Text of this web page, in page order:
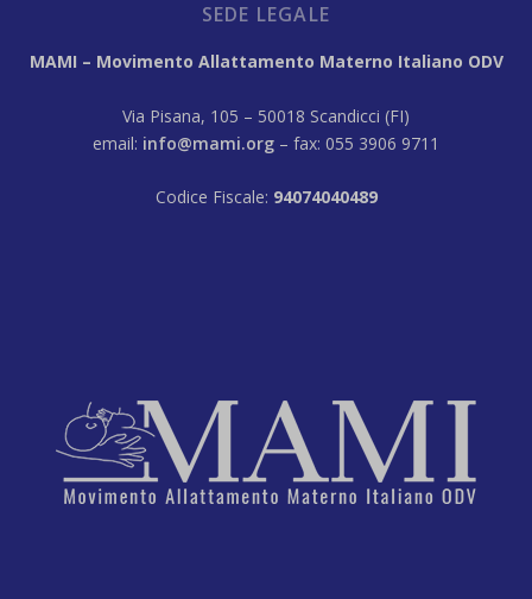
SEDE LEGALE
MAMI – Movimento Allattamento Materno Italiano ODV
Via Pisana, 105 – 50018 Scandicci (FI)
email: info@mami.org – fax: 055 3906 9711
Codice Fiscale: 94074040489